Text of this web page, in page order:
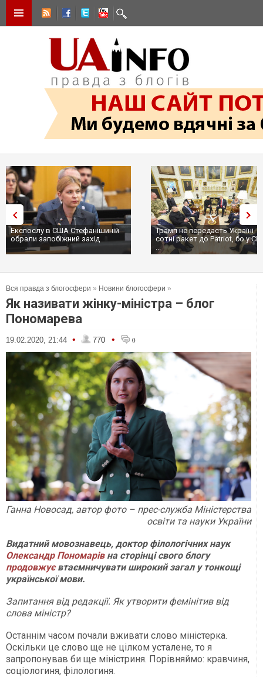
Експослу в США Стефанішиній
обрали запобіжний захід
Трамп не передасть Україні
сотні ракет до Patriot, бо у
...
Вся правда з блогосфери » Новини блогосфери »
Як називати жінку-міністра – блог
Пономарева
19.02.2020, 21:44 • 770 • 0
Ганна Новосад, автор фото – прес-служба Міністерства
освіти та науки України
Видатний мовознавець, доктор філологічних наук
Олександр Пономарівна сторінці свого блогу
продовжуєвтаємничувати широкий загал у тонкощі
української мови.
Запитання від редакції. Як утворити фемінітив від
слова міністр?
Останнім часом почали вживати слово міністерка.
Оскільки це слово ще не цілком усталене, то я
запропонував би ще міністриня. Порівняймо: кравчиня,
соціологиня, філологиня.